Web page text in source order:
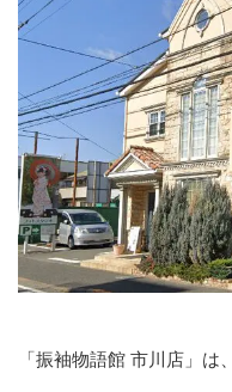
「振袖物語館 市川店」は